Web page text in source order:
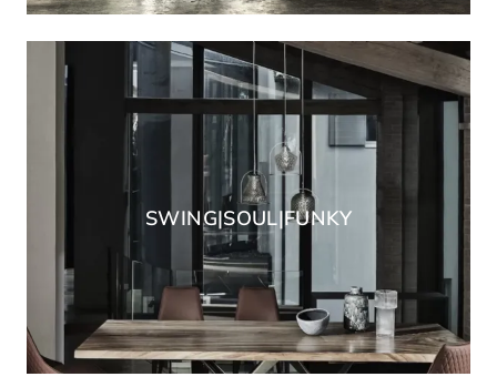
SWING|SOUL|FUNKY